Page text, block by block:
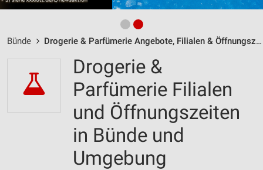
Bünde Drogerie & Parfümerie Angebote, Filialen & Öffnungszeiten
Drogerie &
Parfümerie Filialen
und Öffnungszeiten
in Bünde und
Umgebung